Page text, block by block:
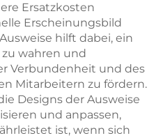
Ersatzkosten
Erscheinungsbild
hilft dabei, ein
wahren und
Verbundenheit und des
Mitarbeitern zu fördern.
Designs der Ausweise
und anpassen,
ist, wenn sich